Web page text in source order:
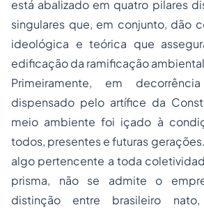
está abalizado em quatro pilares
singulares que, em conjunto, dão
ideológica e teórica que
edificação da ramificação
Primeiramente, em
dispensado pelo artífice da
meio ambiente foi içado à
todos, presentes e futuras
algo pertencente a toda
prisma, não se admite o
distinção entre brasileiro